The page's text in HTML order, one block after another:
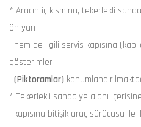
* Aracın iç kısmına, tekerlekli
ön yan
hem de ilgili servis kapısına
gösterimler
(Piktoramlar)
* Tekerlekli sandalye alanı
kapısına bitişik araç sürücüsü